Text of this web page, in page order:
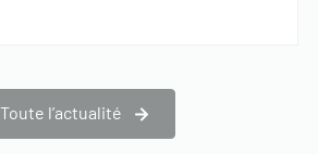
Toute l’actualité